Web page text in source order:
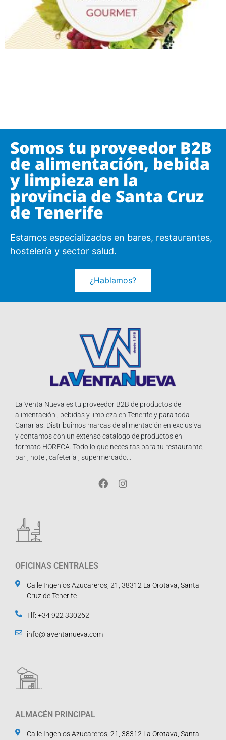
Somos tu proveedor B2B
de alimentación, bebida
y limpieza en la
provincia de Santa Cruz
de Tenerife
Estamos especializados en bares, restaurantes,
hostelería y sector salud.
¿Hablamos?
La Venta Nueva es tu proveedor B2B de productos de
alimentación , bebidas y limpieza en Tenerife y para toda
Canarias. Distribuimos marcas de alimentación en exclusiva
y contamos con un extenso catalogo de productos en
formato HORECA. Todo lo que necesitas para tu restaurante,
bar , hotel, cafeteria , supermercado…
OFICINAS CENTRALES
Calle Ingenios Azucareros, 21, 38312 La Orotava, Santa
Cruz de Tenerife
Tlf: +34 922 330262
info@laventanueva.com
ALMACÉN PRINCIPAL
Calle Ingenios Azucareros, 21, 38312 La Orotava, Santa